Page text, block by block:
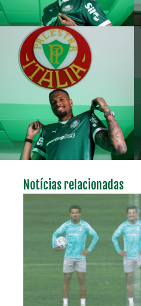
Notícias relacionadas